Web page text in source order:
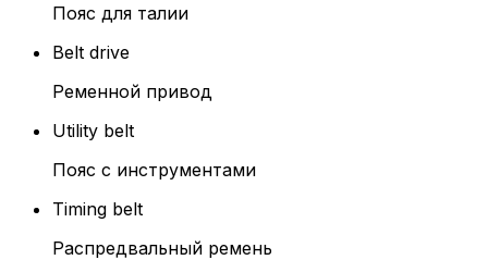
Пояс для талии
Belt drive
Ременной привод
Utility belt
Пояс с инструментами
Timing belt
Распредвальный ремень